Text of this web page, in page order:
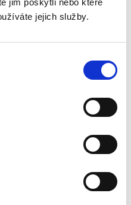
jim poskytli nebo které
jejich služby.
18.8. bei Ihnen zu Hause